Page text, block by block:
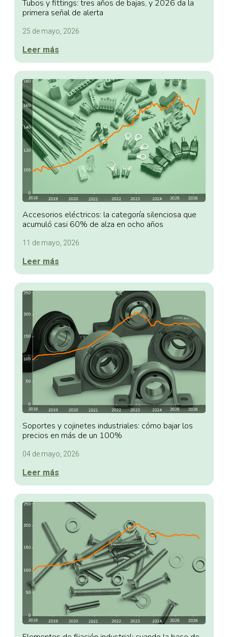
Tubos y fittings: tres años de bajas, y 2026 da la
primera señal de alerta
25 de mayo, 2026
Leer más
Accesorios eléctricos: la categoría silenciosa que
acumuló casi 60% de alza en ocho años
11 de mayo, 2026
Leer más
Soportes y cojinetes industriales: cómo bajar los
precios en más de un 100%
04 de mayo, 2026
Leer más